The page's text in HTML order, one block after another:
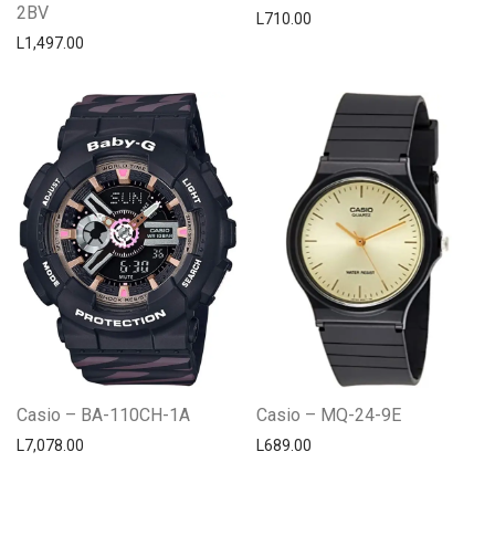
2BV
L1,497.00
L710.00
Casio – BA-110CH-1A
L7,078.00
Casio – MQ-24-9E
L689.00